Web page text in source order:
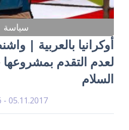
سياسة
أوكرانيا بالعربية |
لعدم التقدم
السلام
05.11.2017 - 11:06